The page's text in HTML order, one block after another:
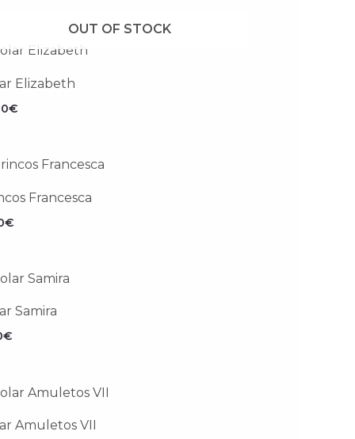
OUT OF STOCK
Elizabeth
€
Francesca
€
Samira
€
Amuletos VII